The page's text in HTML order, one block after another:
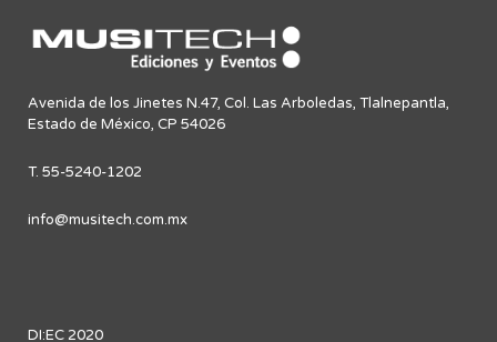
Avenida de los Jinetes N.47, Col. Las Arboledas, Tlalnepantla,
Estado de México, CP 54026
T. 55-5240-1202
info@musitech.com.mx
DI:EC 2020